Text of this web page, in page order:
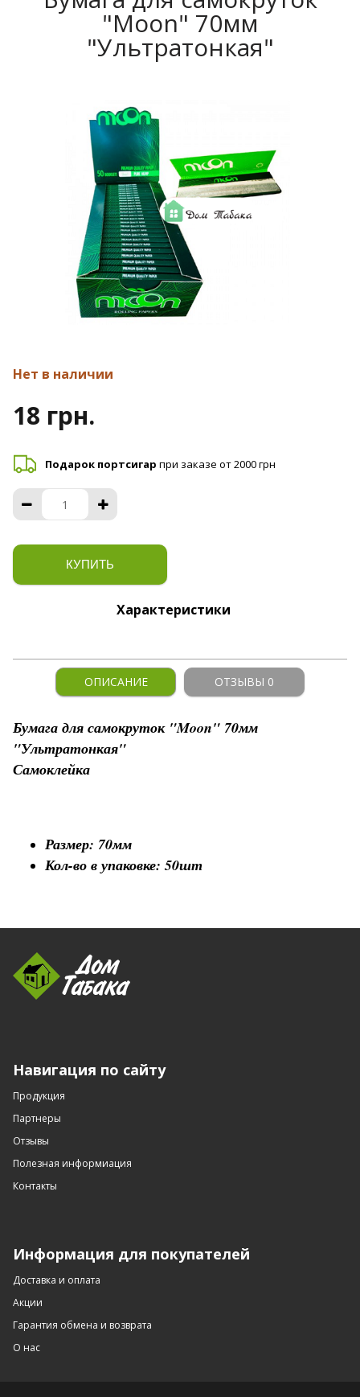
"Moon" 70мм
"Ультратонкая"
Нет в наличии
18 грн.
Подарок портсигар при заказе от 2000 грн
КУПИТЬ
Характеристики
ОПИСАНИЕ ОТЗЫВЫ 0
Бумага для самокруток "Moon" 70мм
"Ультратонкая"
Самоклейка
Размер: 70мм
Кол-во в упаковке: 50шт
Навигация по сайту
Продукция
Партнеры
Отзывы
Полезная информиация
Контакты
Информация для покупателей
Доставка и оплата
Акции
Гарантия обмена и возврата
О нас